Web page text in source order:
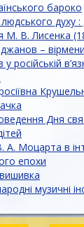
бароко
духу :
М. В. Лисенка
–
у російській
Дня
А. Моцарта в
епохи
музичні